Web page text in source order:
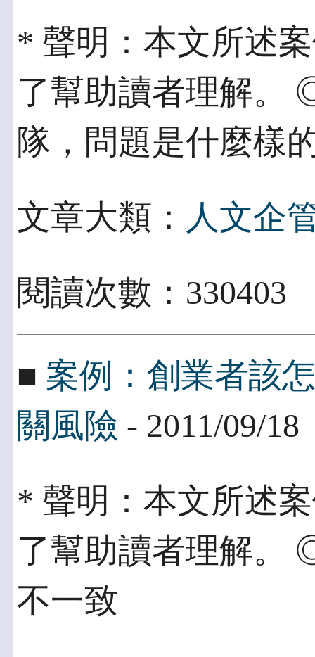
* 聲明：本文所述
了幫助讀者理解。
隊，問題是什麼樣
文章大類： 人文企
閱讀次數：
■ 案例：創業者該
關風險 - 2011/09/18
* 聲明：本文所述
了幫助讀者理解。
不一致